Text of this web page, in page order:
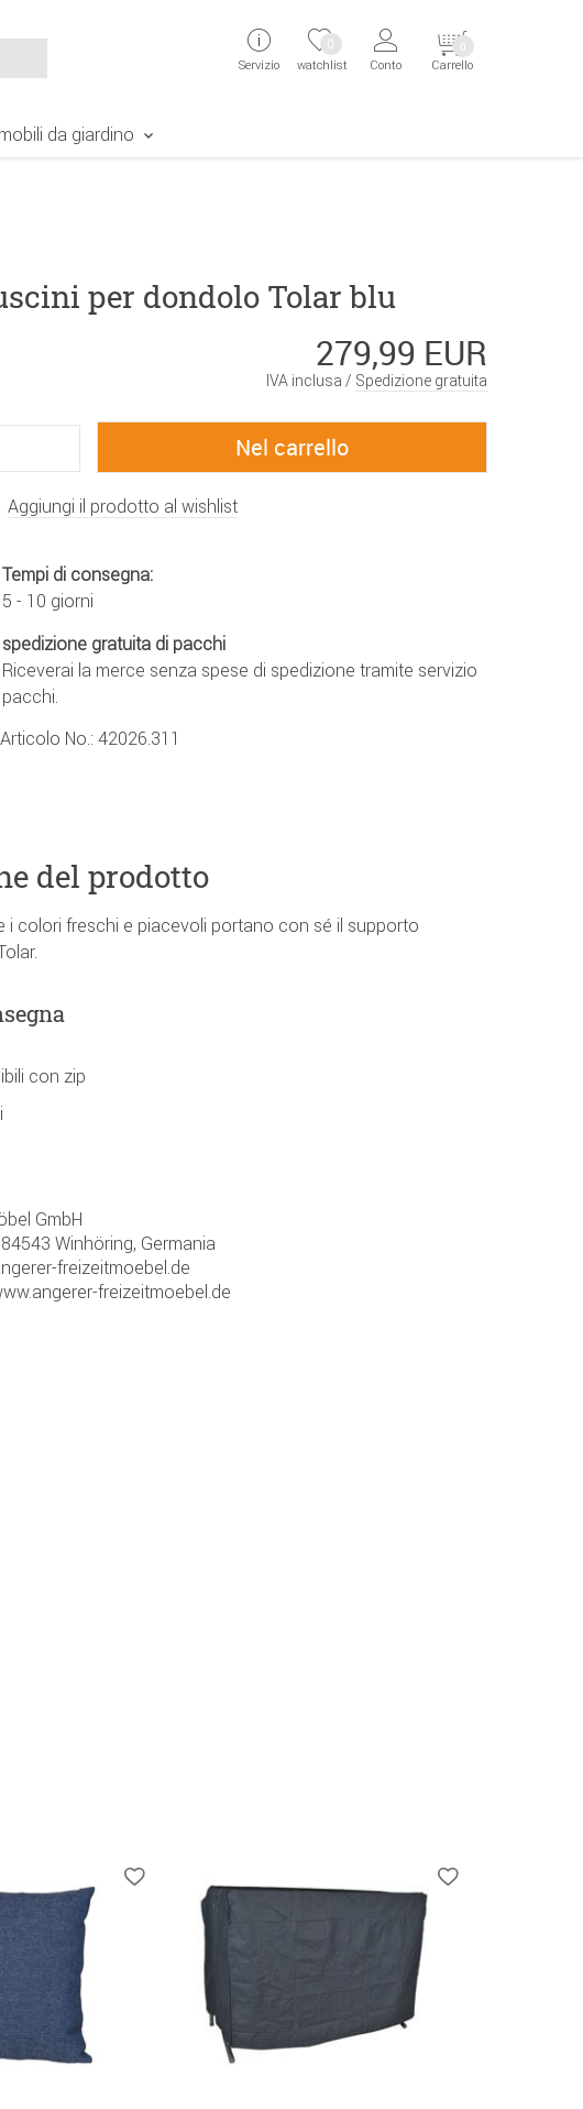
Servizio watchlist
0
Conto Carrello
0
da giardino
per dondolo Tolar blu
279,99 EUR
IVA inclusa / Spedizione gratuita
Aggiungi il prodotto al wishlist
Tempi di consegna:
5 - 10 giorni
spedizione gratuita di pacchi
Riceverai la merce senza spese di spedizione tramite servizio
pacchi.
Articolo No.: 42026.311
del prodotto
i colori freschi e piacevoli portano con sé il supporto
con zip
GmbH
Winhöring, Germania
freizeitmoebel.de
freizeitmoebel.de